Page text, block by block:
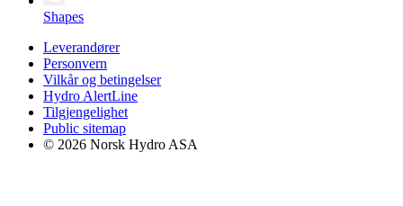
Shapes
Leverandører
Personvern
Vilkår og betingelser
Hydro AlertLine
Tilgjengelighet
Public sitemap
© 2026 Norsk Hydro ASA